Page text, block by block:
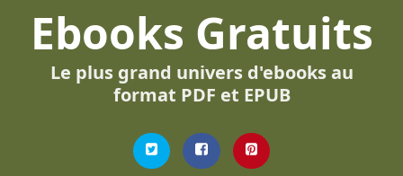
Ebooks Gratuits
Le plus grand univers d'ebooks au
format PDF et EPUB